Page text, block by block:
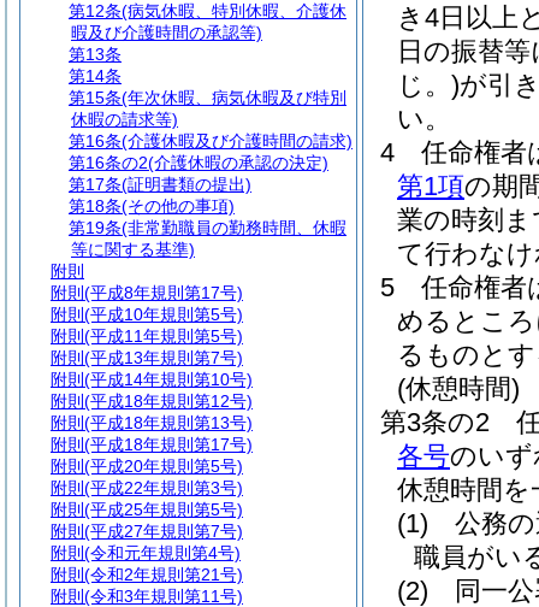
き4日以上
日の振替
じ。)が引
い。
4
任命権者
第1項の期
業の時刻
て行わな
5
任命権者
めるとこ
るものと
(休憩時間)
第3条の2
各号のいず
休憩時間
(1)
公務
職員がい
(2)
同一
第12条(病気休暇、特別休暇、介護休
暇及び介護時間の承認等)
第13条
第14条
第15条(年次休暇、病気休暇及び特別
休暇の請求等)
第16条(介護休暇及び介護時間の請求)
第16条の2(介護休暇の承認の決定)
第17条(証明書類の提出)
第18条(その他の事項)
第19条(非常勤職員の勤務時間、休暇
等に関する基準)
附則
附則 (平成8年規則第17号)
附則 (平成10年規則第5号)
附則 (平成11年規則第5号)
附則 (平成13年規則第7号)
附則 (平成14年規則第10号)
附則 (平成18年規則第12号)
附則 (平成18年規則第13号)
附則 (平成18年規則第17号)
附則 (平成20年規則第5号)
附則 (平成22年規則第3号)
附則 (平成25年規則第5号)
附則 (平成27年規則第7号)
附則 (令和元年規則第4号)
附則 (令和2年規則第21号)
附則 (令和3年規則第11号)